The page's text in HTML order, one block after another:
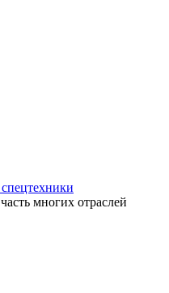
многих отраслей